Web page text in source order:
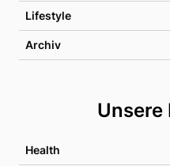
Lifestyle
Archiv
Unsere
Health